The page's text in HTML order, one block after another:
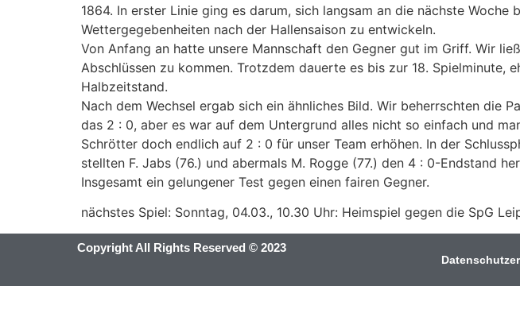
1864. In erster Linie ging es darum, sich langsam an die nächste
Wettergegebenheiten nach der Hallensaison zu entwickeln.
Von Anfang an hatte unsere Mannschaft den Gegner gut im Griff. Wir
Abschlüssen zu kommen. Trotzdem dauerte es bis zur 18. Spielminute,
Halbzeitstand.
Nach dem Wechsel ergab sich ein ähnliches Bild. Wir beherrschten die
das 2 : 0, aber es war auf dem Untergrund alles nicht so einfach und
Schrötter doch endlich auf 2 : 0 für unser Team erhöhen. In der
stellten F. Jabs (76.) und abermals M. Rogge (77.) den 4 : 0-Endstand
Insgesamt ein gelungener Test gegen einen fairen Gegner.
nächstes Spiel: Sonntag, 04.03., 10.30 Uhr: Heimspiel gegen die SpG
Copyright All Rights Reserved © 2023